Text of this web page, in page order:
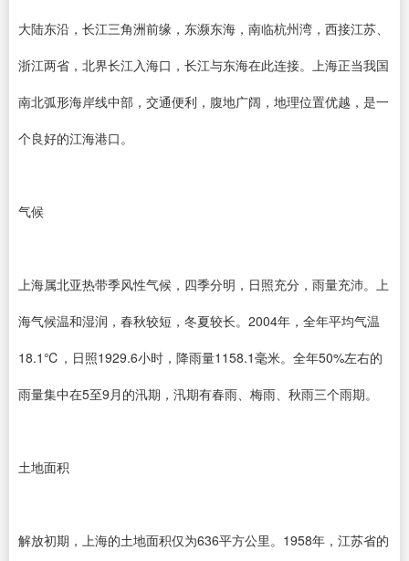
大陆东沿，长江三角洲前缘，东濒东海，南临杭州湾，西接江苏、
浙江两省，北界长江入海口，长江与东海在此连接。上海正当我国
南北弧形海岸线中部，交通便利，腹地广阔，地理位置优越，是一
个良好的江海港口。
气候
上海属北亚热带季风性气候，四季分明，日照充分，雨量充沛。上
海气候温和湿润，春秋较短，冬夏较长。2004年，全年平均气温
18.1℃，日照1929.6小时，降雨量1158.1毫米。全年50%左右的
雨量集中在5至9月的汛期，汛期有春雨、梅雨、秋雨三个雨期。
土地面积
解放初期，上海的土地面积仅为636平方公里。1958年，江苏省的